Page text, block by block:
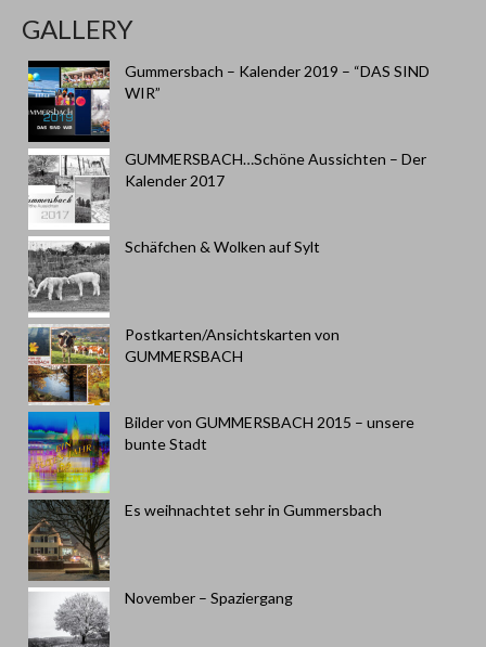
GALLERY
Gummersbach – Kalender 2019 – “DAS SIND
WIR”
GUMMERSBACH…Schöne Aussichten – Der
Kalender 2017
Schäfchen & Wolken auf Sylt
Postkarten/Ansichtskarten von
GUMMERSBACH
Bilder von GUMMERSBACH 2015 – unsere
bunte Stadt
Es weihnachtet sehr in Gummersbach
November – Spaziergang